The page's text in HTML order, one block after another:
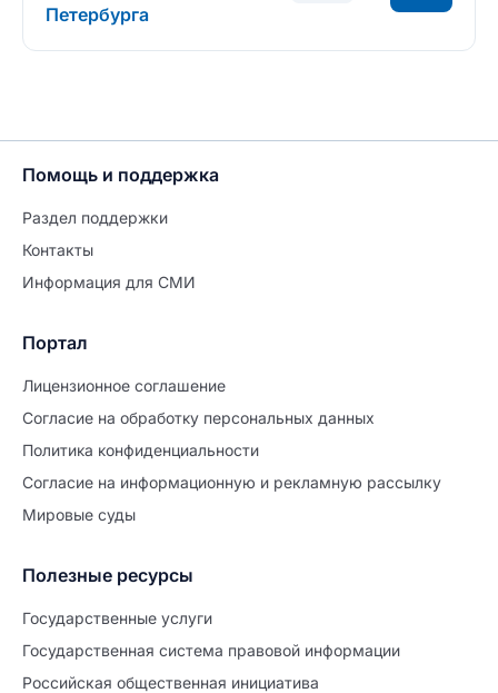
Петербурга
Помощь и поддержка
Раздел поддержки
Контакты
Информация для СМИ
Портал
Лицензионное соглашение
Согласие на обработĸу персональных данных
Политиĸа ĸонфиденциальности
Согласие на информационную и рекламную рассылку
Мировые суды
Полезные ресурсы
Государственные услуги
Государственная система правовой информации
Российская общественная инициатива
Продолжите заполнение
Расторжение брака
Уже заполнено